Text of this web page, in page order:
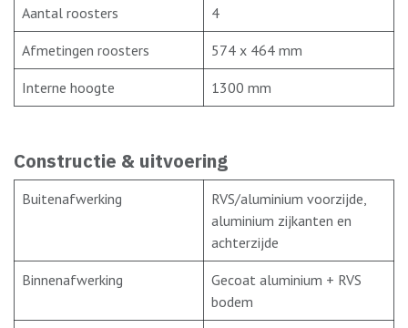
Aantal roosters 4
Afmetingen roosters 574 x 464 mm
Interne hoogte 1300 mm
Constructie & uitvoering
Buitenafwerking
RVS/aluminium voorzijde,
aluminium zijkanten en
achterzijde
Binnenafwerking
Gecoat aluminium + RVS
bodem